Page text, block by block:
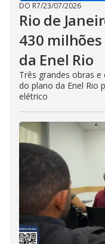
DO R7/23/07/2026
Rio de
430
da Enel Rio
Três grandes obras
do plano da Enel Rio
elétrico